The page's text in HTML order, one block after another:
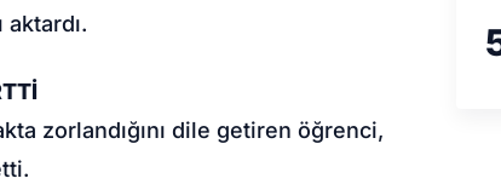
zorlandığını dile getiren öğrenci,